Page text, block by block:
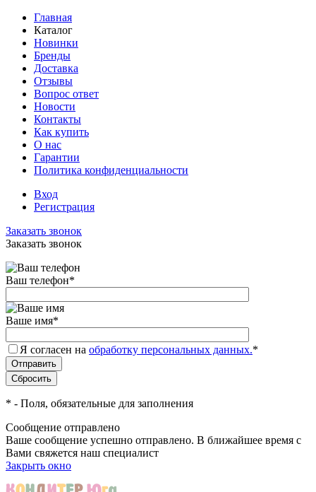
Главная
Каталог
Новинки
Бренды
Доставка
Отзывы
Вопрос ответ
Новости
Контакты
Как купить
О нас
Гарантии
Политика конфиденциальности
Вход
Регистрация
Заказать звонок
Заказать звонок
Ваш телефон*
Ваше имя*
Я согласен на обработку персональных данных.*
* - Поля, обязательные для заполнения
Сообщение отправлено
Ваше сообщение успешно отправлено. В ближайшее время с
Вами свяжется наш специалист
Закрыть окно